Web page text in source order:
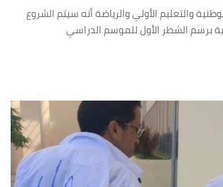
والتعليم الأولي والرياضة أنه سيتم الشروع
برسم الشطر الأول للموسم الدراسي